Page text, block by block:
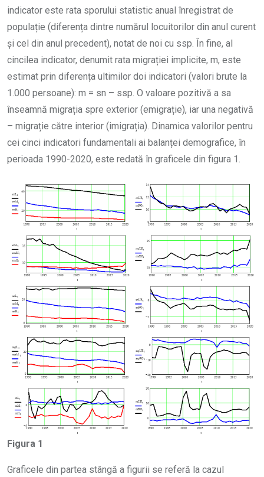
indicator este rata sporului statistic anual înregistrat de
populație (diferența dintre numărul locuitorilor din anul curent
și cel din anul precedent), notat de noi cu ssp. În fine, al
cincilea indicator, denumit rata migrației implicite, m, este
estimat prin diferența ultimilor doi indicatori (valori brute la
1.000 persoane): m = sn – ssp. O valoare pozitivă a sa
înseamnă migrația spre exterior (emigrație), iar una negativă
– migrație către interior (imigrația). Dinamica valorilor pentru
cei cinci indicatori fundamentali ai balanței demografice, în
perioada 1990-2020, este redată în graficele din figura 1.
Figura 1
Graficele din partea stângă a figurii se referă la cazul